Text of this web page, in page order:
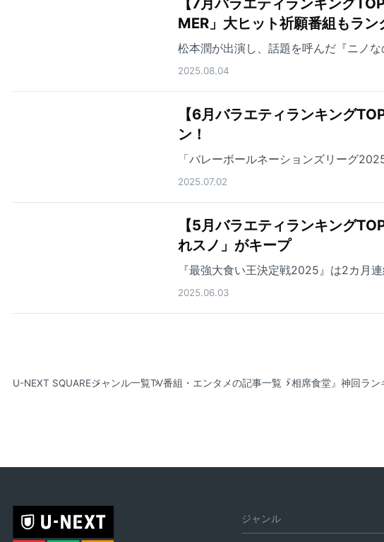
MER」大ヒット祈願番組もラン
松本潤が出演し、話題を呼んだ『ニノな
2025.08.04
【6月バラエティランキング
ン！
「バレーボールネーションズリーグ
2025.07.02
【5月バラエティランキング
れスノ」がキープ
『最強大食い王決定戦2025』は2カ月
2025.06.03
U-NEXT SQUAREジャンル一覧TV番組・エンタメの記事一覧 『相席食堂』神回ラ
ジャンル